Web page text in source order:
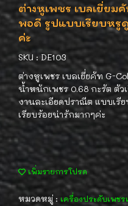
ต่างหูเพชร เบลเยี่ยม
พอดี รูปแบบเรียบหรู
ค่ะ
SKU : DE103
ต่างหูเพชร เบลเยี่ยคัท G-
น้ำหนักเพชร 0.68 กะรัต ตั
งานละเอียดปราณีต แบบเรี
เรียบร้อยน่ารักมากๆค่ะ
เพิ่มรายการโปรด
หมวดหมู่ : เครื่องประดับเพชร